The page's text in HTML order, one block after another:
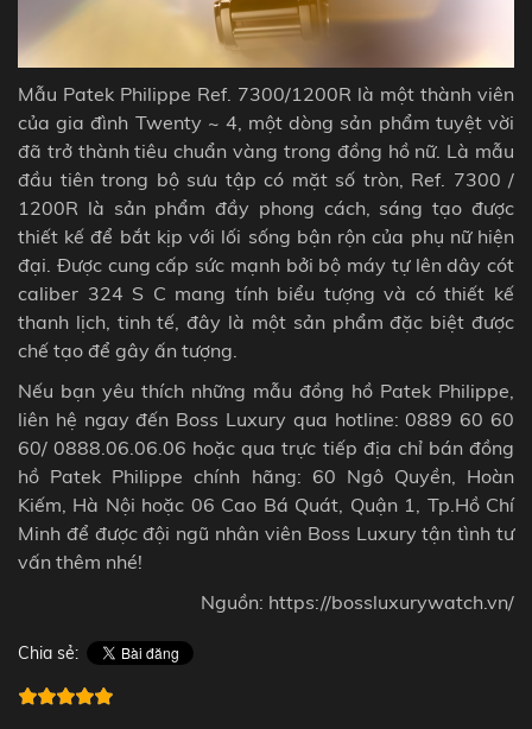
Mẫu Patek Philippe Ref. 7300/1200R là một thành viên
của gia đình Twenty ~ 4, một dòng sản phẩm tuyệt vời
đã trở thành tiêu chuẩn vàng trong đồng hồ nữ. Là mẫu
đầu tiên trong bộ sưu tập có mặt số tròn, Ref. 7300 /
1200R là sản phẩm đầy phong cách, sáng tạo được
thiết kế để bắt kịp với lối sống bận rộn của phụ nữ hiện
đại. Được cung cấp sức mạnh bởi bộ máy tự lên dây cót
caliber 324 S C mang tính biểu tượng và có thiết kế
thanh lịch, tinh tế, đây là một sản phẩm đặc biệt được
chế tạo để gây ấn tượng.
Nếu bạn yêu thích những mẫu đồng hồ Patek Philippe,
liên hệ ngay đến Boss Luxury qua hotline: 0889 60 60
60/ 0888.06.06.06 hoặc qua trực tiếp địa chỉ bán đồng
hồ Patek Philippe chính hãng: 60 Ngô Quyền, Hoàn
Kiếm, Hà Nội hoặc 06 Cao Bá Quát, Quận 1, Tp.Hồ Chí
Minh để được đội ngũ nhân viên Boss Luxury tận tình tư
vấn thêm nhé!
Nguồn: https://bossluxurywatch.vn/
Chia sẻ: